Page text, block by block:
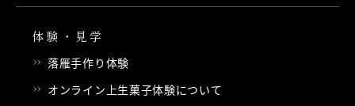
体験・見学
落雁手作り体験
オンライン上生菓子体験について